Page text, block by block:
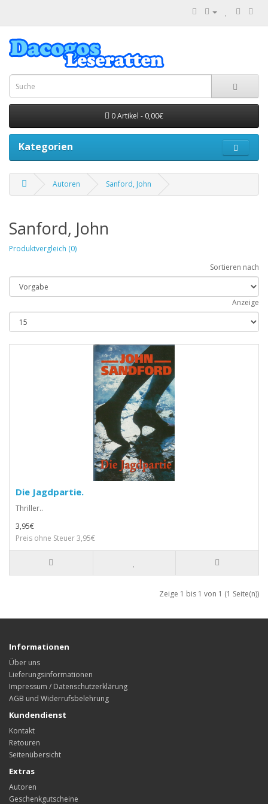
0 Artikel - 0,00€
Kategorien
Autoren Sanford, John
Sanford, John
Produktvergleich (0)
Sortieren nach
Anzeige
Die Jagdpartie.
Thriller..
3,95€
Preis ohne Steuer 3,95€
Zeige 1 bis 1 von 1 (1 Seite(n))
Informationen
Über uns
Lieferungsinformationen
Impressum / Datenschutzerklärung
AGB und Widerrufsbelehrung
Kundendienst
Kontakt
Retouren
Seitenübersicht
Extras
Autoren
Geschenkgutscheine